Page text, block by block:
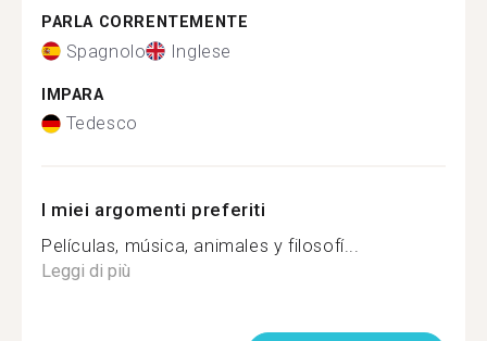
PARLA CORRENTEMENTE
Spagnolo Inglese
IMPARA
Tedesco
I miei argomenti preferiti
Películas, música, animales y filosofí...
Leggi di più